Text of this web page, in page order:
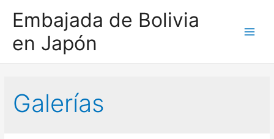
Embajada de Bolivia
en Japón
Galerías